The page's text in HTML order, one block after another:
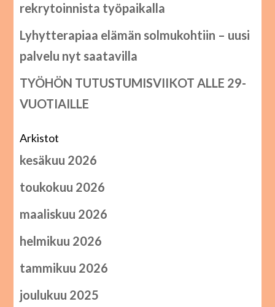
rekrytoinnista työpaikalla
Lyhytterapiaa elämän solmukohtiin – uusi
palvelu nyt saatavilla
TYÖHÖN TUTUSTUMISVIIKOT ALLE 29-
VUOTIAILLE
Arkistot
kesäkuu 2026
toukokuu 2026
maaliskuu 2026
helmikuu 2026
tammikuu 2026
joulukuu 2025